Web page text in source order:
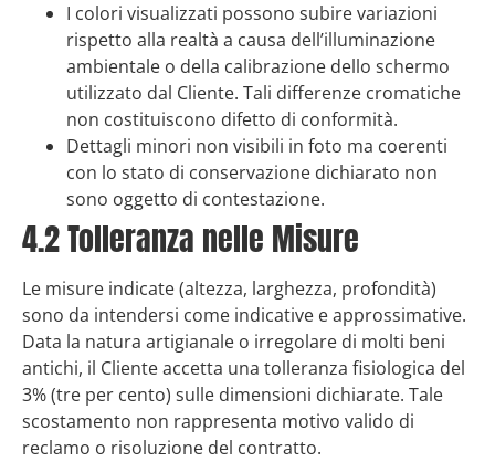
I colori visualizzati possono subire variazioni
rispetto alla realtà a causa dell’illuminazione
ambientale o della calibrazione dello schermo
utilizzato dal Cliente. Tali differenze cromatiche
non costituiscono difetto di conformità.
Dettagli minori non visibili in foto ma coerenti
con lo stato di conservazione dichiarato non
sono oggetto di contestazione.
4.2 Tolleranza nelle Misure
Le misure indicate (altezza, larghezza, profondità)
sono da intendersi come indicative e approssimative.
Data la natura artigianale o irregolare di molti beni
antichi, il Cliente accetta una tolleranza fisiologica del
3% (tre per cento) sulle dimensioni dichiarate. Tale
scostamento non rappresenta motivo valido di
reclamo o risoluzione del contratto.